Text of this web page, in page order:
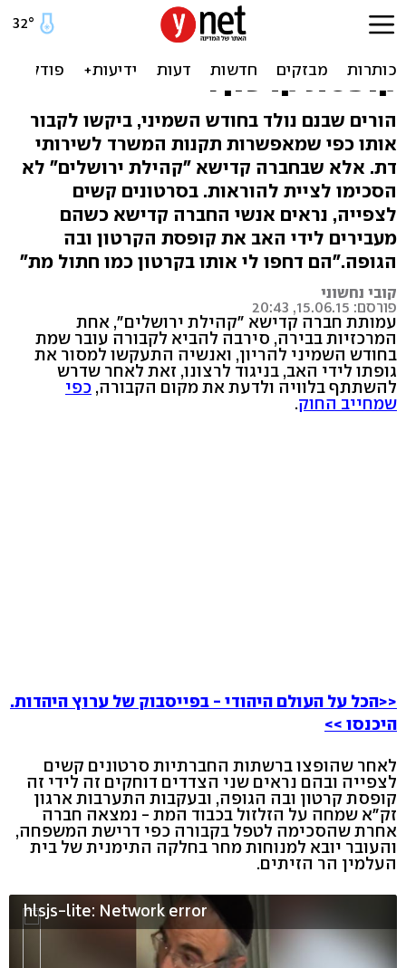
האב לחברה קדישא: למה אתם
זורקים לי את הילד בתוך
קופסת קרטון?
הורים שבנם נולד בחודש השמיני, ביקשו לקבור
אותו כפי שמאפשרות תקנות המשרד לשירותי
דת. אלא שבחברה קדישא "קהילת ירושלים" לא
הסכימו לציית להוראות. בסרטונים קשים
לצפייה, נראים אנשי החברה קדישא כשהם
מעבירים לידי האב את קופסת הקרטון ובה
הגופה."הם דחפו לי אותו בקרטון כמו חתול מת"
קובי נחשוני
פורסם: 15.06.15, 20:43
עמותת חברה קדישא "קהילת ירושלים", אחת
המרכזיות בבירה, סירבה להביא לקבורה עובר שמת
בחודש השמיני להריון, ואנשיה התעקשו למסור את
גופתו לידי האב, בניגוד לרצונו, זאת לאחר שדרש
להשתתף בלוויה ולדעת את מקום הקבורה, כפי
שמחייב החוק.
<<הכל על העולם היהודי - בפייסבוק של ערוץ היהדות.
היכנסו >>
לאחר שהופצו ברשתות החברתיות סרטונים קשים
לצפייה ובהם נראים שני הצדדים דוחקים זה לידי זה
קופסת קרטון ובה הגופה, ובעקבות התערבות ארגון
זק"א שמחה על הזלזול בכבוד המת - נמצאה חברה
אחרת שהסכימה לטפל בקבורה כפי דרישת המשפחה,
והעובר יובא למנוחות מחר בחלקה התימנית של בית
העלמין הר הזיתים.
hlsjs-lite: Network error